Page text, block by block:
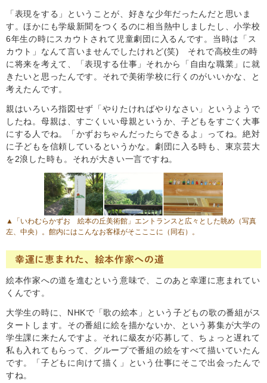
「表現をする」ということが、好きな少年だったんだと思いま
す。ほかにも学級新聞をつくるのに相当熱中しましたし、小学校
6年生の時にスカウトされて児童劇団に入るんです。当時は「ス
カウト」なんて言いませんでしたけれど(笑) それで高校生の時
に将来を考えて、「表現する仕事」それから「自由な職業」に就
きたいと思ったんです。それで美術学校に行くのがいいかな、と
考えたんです。
親はいろいろ指図せず「やりたければやりなさい」というようで
したね。母親は、すごくいい母親というか、子どもをすごく大事
にする人でね。「かずおちゃんだったらできるよ」ってね。絶対
に子どもを信頼しているというかな。劇団に入る時も、東京芸大
を2浪した時も。それが大きい一言ですね。
▲「いわむらかずお 絵本の丘美術館」エントランスと広々とした眺め（写真
左、中央）。館内にはこんなお客様がそこここに（同右）。
幸運に恵まれた、絵本作家への道
絵本作家への道を進むという意味で、このあと幸運に恵まれてい
くんです。
大学生の時に、NHKで「歌の絵本」という子どもの歌の番組がス
タートします。その番組に絵を描かないか、という募集が大学の
学生課に来たんですよ。それに級友が応募して、ちょっと遅れて
私も入れてもらって、グループで番組の絵をすべて描いていたん
です。「子どもに向けて描く」という仕事にそこで出会ったんで
すね。